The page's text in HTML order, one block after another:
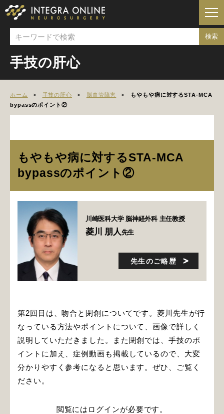
手技の肝心
ホーム 手技の肝心 脳血管障害
もやもや病に対するSTA-MCA
bypassのポイント②
もやもや病に対するSTA-MCA
bypassのポイント②
川崎医科大学 脳神経外科 主任教授
菱川 朋人先生
先生のご略歴
第2回目は、吻合と閉創についてです。菱川先生が行
なっている方法やポイントについて、画像で詳しく
説明していただきました。また閉創では、手技のポ
イントに加え、症例動画も掲載しているので、大変
分かりやすく参考になると思います。ぜひ、ご覧く
ださい。
閲覧にはログインが必要です。